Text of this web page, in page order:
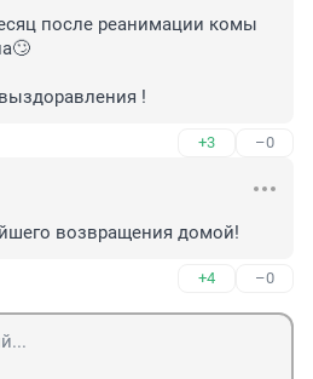
после реанимации комы
!
+3 –0
возвращения домой!
+4 –0